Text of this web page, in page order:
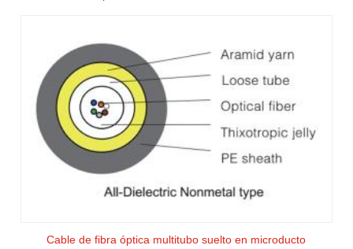
Cable de fibra óptica multitubo suelto en microducto